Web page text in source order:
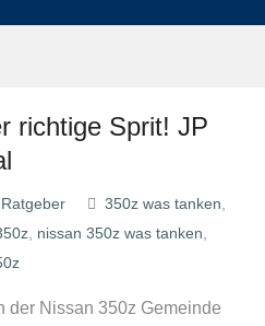
richtige Sprit! JP
Ratgeber 350z was tanken
, nissan 350z was tanken
der Nissan 350z Gemeinde